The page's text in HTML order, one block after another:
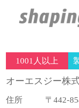
1001人以上
オーエスジー株
住所
〒442-